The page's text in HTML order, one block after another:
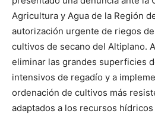
Agricultura y Agua de la Región
autorización urgente de riegos
cultivos de secano del Altiplano.
eliminar las grandes superficies
intensivos de regadío y a
ordenación de cultivos más
adaptados a los recursos hídricos